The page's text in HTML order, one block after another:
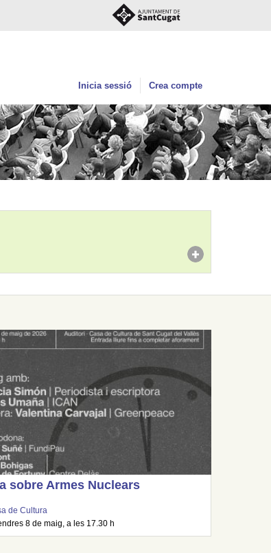
Inicia sessió Crea compte
sobre Armes Nuclears
de Cultura
8 de maig, a les 17.30 h